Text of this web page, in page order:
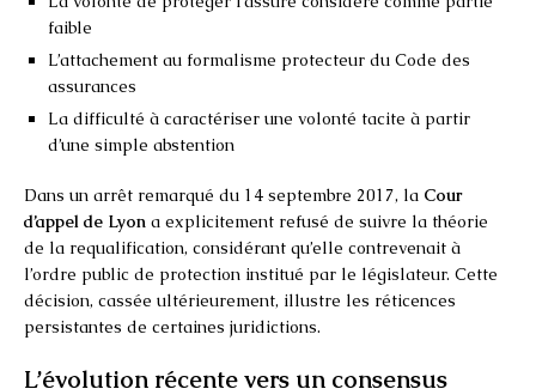
faible
L’attachement au formalisme protecteur du Code des
assurances
La difficulté à caractériser une volonté tacite à partir
d’une simple abstention
Dans un arrêt remarqué du 14 septembre 2017, la Cour
d’appel de Lyon a explicitement refusé de suivre la théorie
de la requalification, considérant qu’elle contrevenait à
l’ordre public de protection institué par le législateur. Cette
décision, cassée ultérieurement, illustre les réticences
persistantes de certaines juridictions.
L’évolution récente vers un consensus